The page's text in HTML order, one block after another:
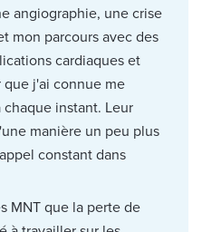
angiographie, une crise
mon parcours avec des
cardiaques et
que j'ai connue me
instant. Leur
manière un peu plus
constant dans
MNT que la perte de